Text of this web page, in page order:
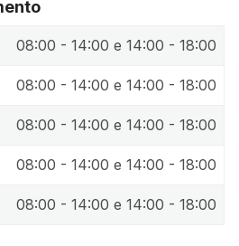
08:00 - 14:00 e 14:00 - 18:00
08:00 - 14:00 e 14:00 - 18:00
08:00 - 14:00 e 14:00 - 18:00
08:00 - 14:00 e 14:00 - 18:00
08:00 - 14:00 e 14:00 - 18:00